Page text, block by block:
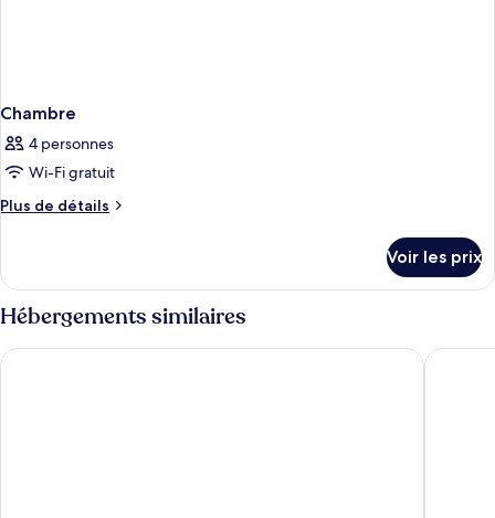
Chambre
4 personnes
Wi-Fi gratuit
Plus de détails
Plus
le
type
de
chambre
Chambre
Voir les prix
Hébergements similaires
Washington Plaza Hotel Arlo